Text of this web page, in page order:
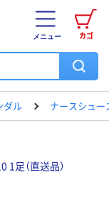
カゴ
メニュー
ダル ナースシュー
足（直送品）